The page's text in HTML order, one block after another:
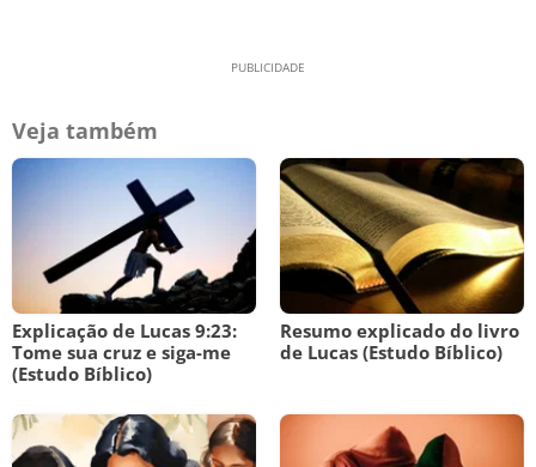
Veja também
Explicação de Lucas 9:23:
Tome sua cruz e siga-me
(Estudo Bíblico)
Resumo explicado do livro
de Lucas (Estudo Bíblico)